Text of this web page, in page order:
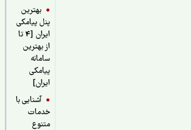
بهترین
پنل پیامکی
ایران [4 تا
از بهترین
سامانه
پیامکی
آشنایی با
خدمات